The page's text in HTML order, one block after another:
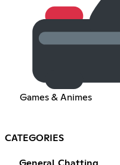
Games & Animes
CATEGORIES
General Chatting